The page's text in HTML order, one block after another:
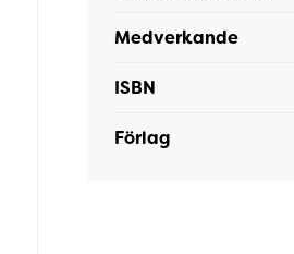
Medverkande
ISBN
Förlag